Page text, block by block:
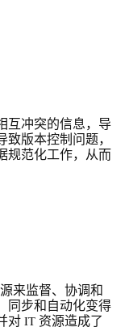
互冲突的信息，导
版本控制问题，
规范化工作，从而
来监督、协调和
同步和自动化变得
对 IT 资源造成了